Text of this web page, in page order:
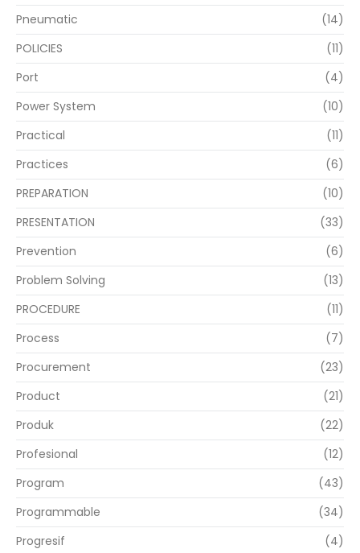
Pneumatic
(14)
POLICIES
(11)
Port
(4)
Power System
(10)
Practical
(11)
Practices
(6)
PREPARATION
(10)
PRESENTATION
(33)
Prevention
(6)
Problem Solving
(13)
PROCEDURE
(11)
Process
(7)
Procurement
(23)
Product
(21)
Produk
(22)
Profesional
(12)
Program
(43)
Programmable
(34)
Progresif
(4)